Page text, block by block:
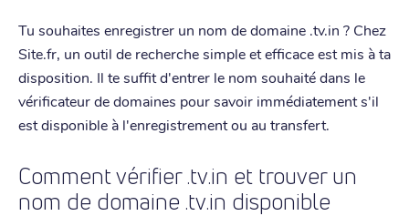
Tu souhaites enregistrer un nom de domaine .tv.in ? Chez
Site.fr, un outil de recherche simple et efficace est mis à ta
disposition. Il te suffit d'entrer le nom souhaité dans le
vérificateur de domaines pour savoir immédiatement s'il
est disponible à l'enregistrement ou au transfert.
Comment vérifier .tv.in et trouver un
nom de domaine .tv.in disponible